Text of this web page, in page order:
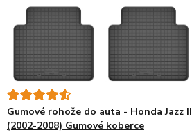
Gumové rohože do auta - Honda Jazz II
(2002-2008) Gumové koberce